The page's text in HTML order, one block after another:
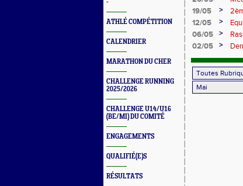
-
ATHLÉ COMPÉTITION
CALENDRIER
MARATHON DU CHER
CHALLENGE RUNNING
2025/2026
CHALLENGE U14/U16
(BE/MI) DU COMITÉ
ENGAGEMENTS
QUALIFIÉ(E)S
RÉSULTATS
19/05
>
12/05
>
06/05
>
02/05
>